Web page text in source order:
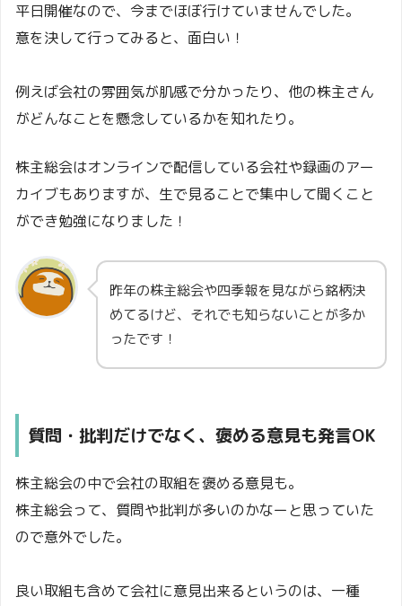
平日開催なので、今までほぼ行けていませんでした。
意を決して行ってみると、面白い！
例えば会社の雰囲気が肌感で分かったり、他の株主さん
がどんなことを懸念しているかを知れたり。
株主総会はオンラインで配信している会社や録画のアー
カイブもありますが、生で見ることで集中して聞くこと
ができ勉強になりました！
昨年の株主総会や四季報を見ながら銘柄決
めてるけど、それでも知らないことが多か
ったです！
質問・批判だけでなく、褒める意見も発言OK
株主総会の中で会社の取組を褒める意見も。
株主総会って、質問や批判が多いのかなーと思っていた
ので意外でした。
良い取組も含めて会社に意見出来るというのは、一種